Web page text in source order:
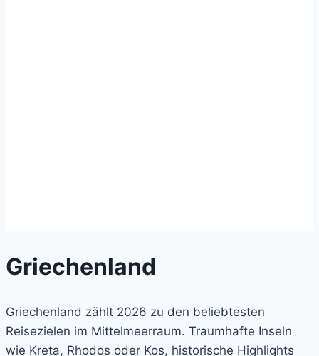
Griechenland
Griechenland zählt 2026 zu den beliebtesten
Reisezielen im Mittelmeerraum. Traumhafte Inseln
wie Kreta, Rhodos oder Kos, historische Highlights